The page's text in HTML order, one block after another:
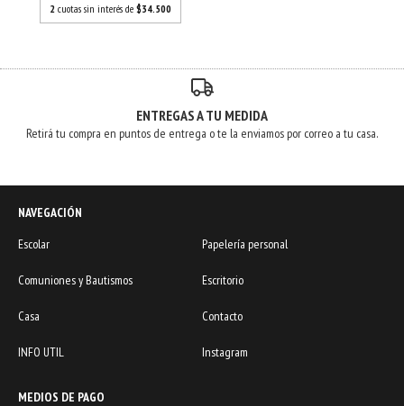
2 cuotas sin interés de $34.500
ENTREGAS A TU MEDIDA
Retirá tu compra en puntos de entrega o te la enviamos por correo a tu casa.
NAVEGACIÓN
Escolar
Papelería personal
Comuniones y Bautismos Escritorio
Casa Contacto
INFO UTIL Instagram
MEDIOS DE PAGO